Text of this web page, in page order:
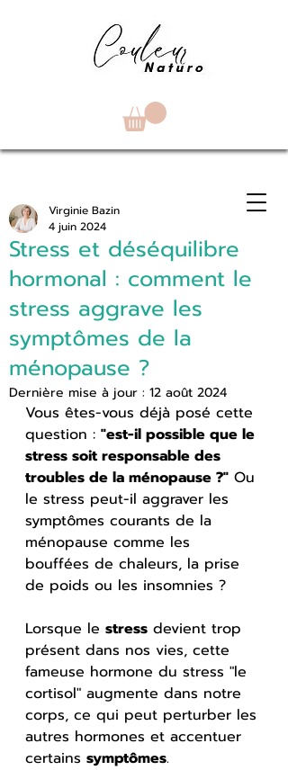
Stress et déséquilibre
hormonal : comment le
stress aggrave les
symptômes de la
ménopause ?
Virginie Bazin
4 juin 2024
Dernière mise à jour : 12 août 2024
Vous êtes-vous déjà posé cette
question : "est-il possible que le
stress soit responsable des
troubles de la ménopause ?" Ou
le stress peut-il aggraver les
symptômes courants de la
ménopause comme les
bouffées de chaleurs, la prise
de poids ou les insomnies ?
Lorsque le stress devient trop
présent dans nos vies, cette
fameuse hormone du stress "le
cortisol" augmente dans notre
corps, ce qui peut perturber les
autres hormones et accentuer
certains symptômes.